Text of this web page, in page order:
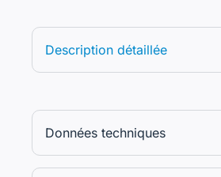
Description détaillée
Données techniques